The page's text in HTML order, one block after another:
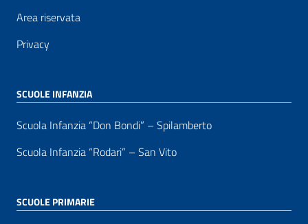
Area riservata
Privacy
SCUOLE INFANZIA
Scuola Infanzia “Don Bondi” – Spilamberto
Scuola Infanzia “Rodari” – San Vito
SCUOLE PRIMARIE